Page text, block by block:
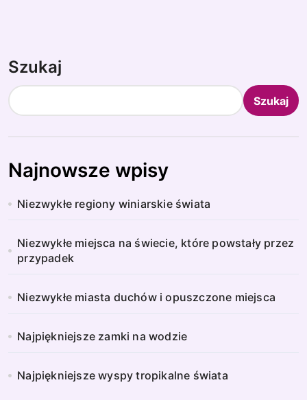
Szukaj
Szukaj
Najnowsze wpisy
Niezwykłe regiony winiarskie świata
Niezwykłe miejsca na świecie, które powstały przez
przypadek
Niezwykłe miasta duchów i opuszczone miejsca
Najpiękniejsze zamki na wodzie
Najpiękniejsze wyspy tropikalne świata